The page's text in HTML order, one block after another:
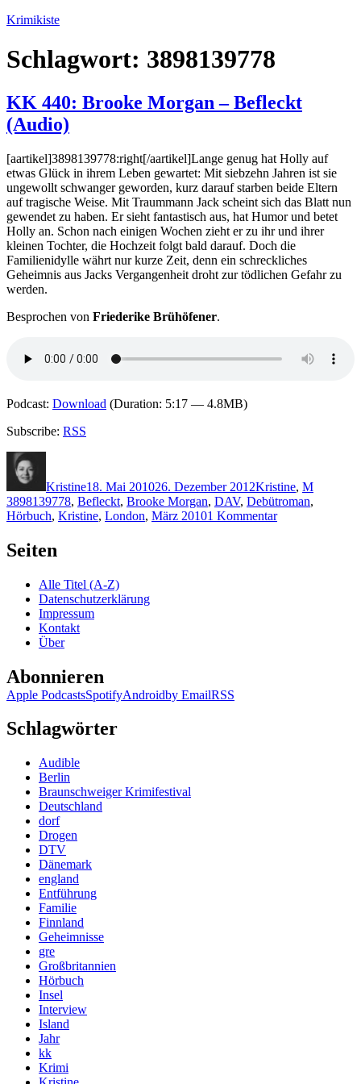
Zum
springen
Krimikiste
Schlagwort: 3898139778
KK 440: Brooke Morgan – Befleckt
(Audio)
[aartikel]3898139778:right[/aartikel]Lange genug hat Holly auf
etwas Glück in ihrem Leben gewartet: Mit siebzehn Jahren ist sie
ungewollt schwanger geworden, kurz darauf starben beide Eltern
auf tragische Weise. Mit Traummann Jack scheint sich das Blatt nun
gewendet zu haben. Er sieht fantastisch aus, hat Humor und betet
Holly an. Schon nach einigen Wochen zieht er zu ihr und ihrer
kleinen Tochter, die Hochzeit folgt bald darauf. Doch die
Familienidylle währt nur kurze Zeit, denn ein schreckliches
Geheimnis aus Jacks Vergangenheit droht zur tödlichen Gefahr zu
werden.
Besprochen von Friederike Brühöfener.
Podcast: Download (Duration: 5:17 — 4.8MB)
Subscribe: RSS
Kristine18. Mai 201026. Dezember 2012Kristine, M
3898139778, Befleckt, Brooke Morgan, DAV, Debütroman,
Hörbuch, Kristine, London, März 20101 Kommentarzu
Seiten
Alle Titel (A-Z)
Datenschutzerklärung
Impressum
Kontakt
Über
Abonnieren
Apple PodcastsSpotifyAndroidby EmailRSS
Schlagwörter
Audible
Berlin
Braunschweiger Krimifestival
Deutschland
dorf
Drogen
DTV
Dänemark
england
Entführung
Familie
Finnland
Geheimnisse
gre
Großbritannien
Hörbuch
Insel
Interview
Island
Jahr
kk
Krimi